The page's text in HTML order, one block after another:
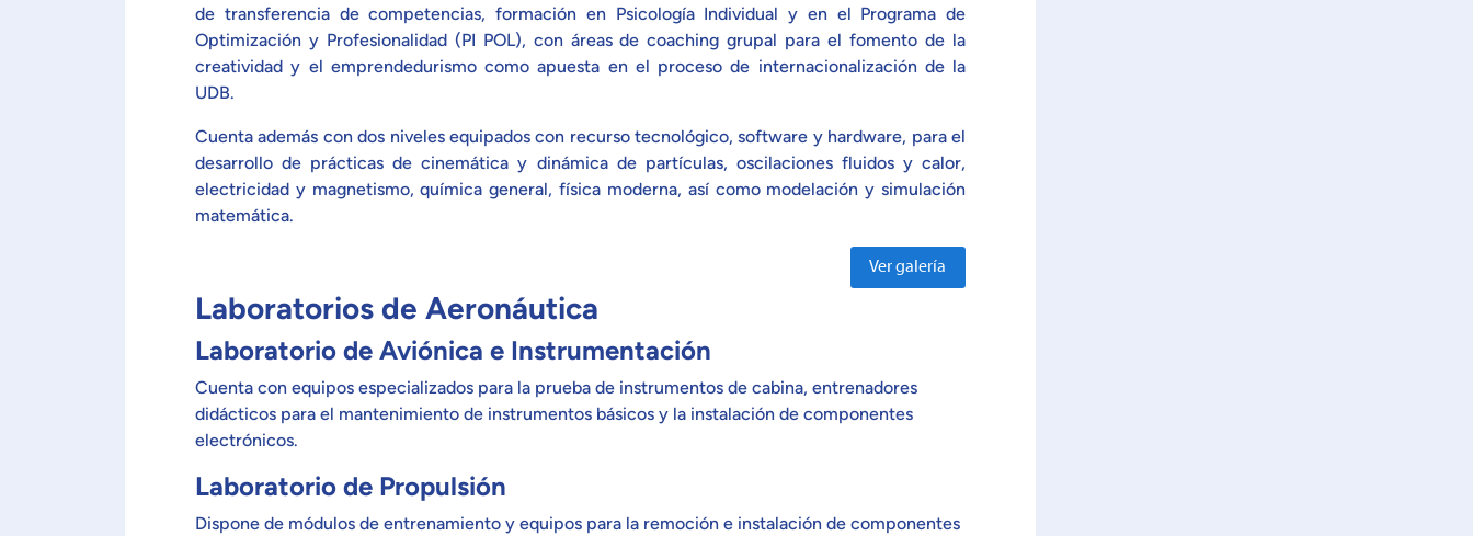
de transferencia de competencias, formación en Psicología Individual y en el Programa de
Optimización y Profesionalidad (PI POL), con áreas de coaching grupal para el fomento de la
creatividad y el emprendedurismo como apuesta en el proceso de internacionalización de la
UDB.
Cuenta además con dos niveles equipados con recurso tecnológico, software y hardware, para el
desarrollo de prácticas de cinemática y dinámica de partículas, oscilaciones fluidos y calor,
electricidad y magnetismo, química general, física moderna, así como modelación y simulación
matemática.
Ver galería
Laboratorios de Aeronáutica
Laboratorio de Aviónica e Instrumentación
Cuenta con equipos especializados para la prueba de instrumentos de cabina, entrenadores
didácticos para el mantenimiento de instrumentos básicos y la instalación de componentes
electrónicos.
Laboratorio de Propulsión
Dispone de módulos de entrenamiento y equipos para la remoción e instalación de componentes